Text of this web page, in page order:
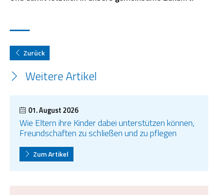
Zurück
Weitere Artikel
01. August 2026
Wie Eltern ihre Kinder dabei unterstützen können,
Freundschaften zu schließen und zu pflegen
Zum Artikel